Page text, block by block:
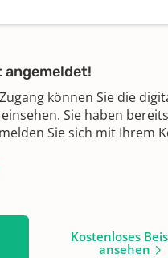
angemeldet!
können Sie die
Sie haben
Sie sich mit Ihrem
Kostenloses
ansehen